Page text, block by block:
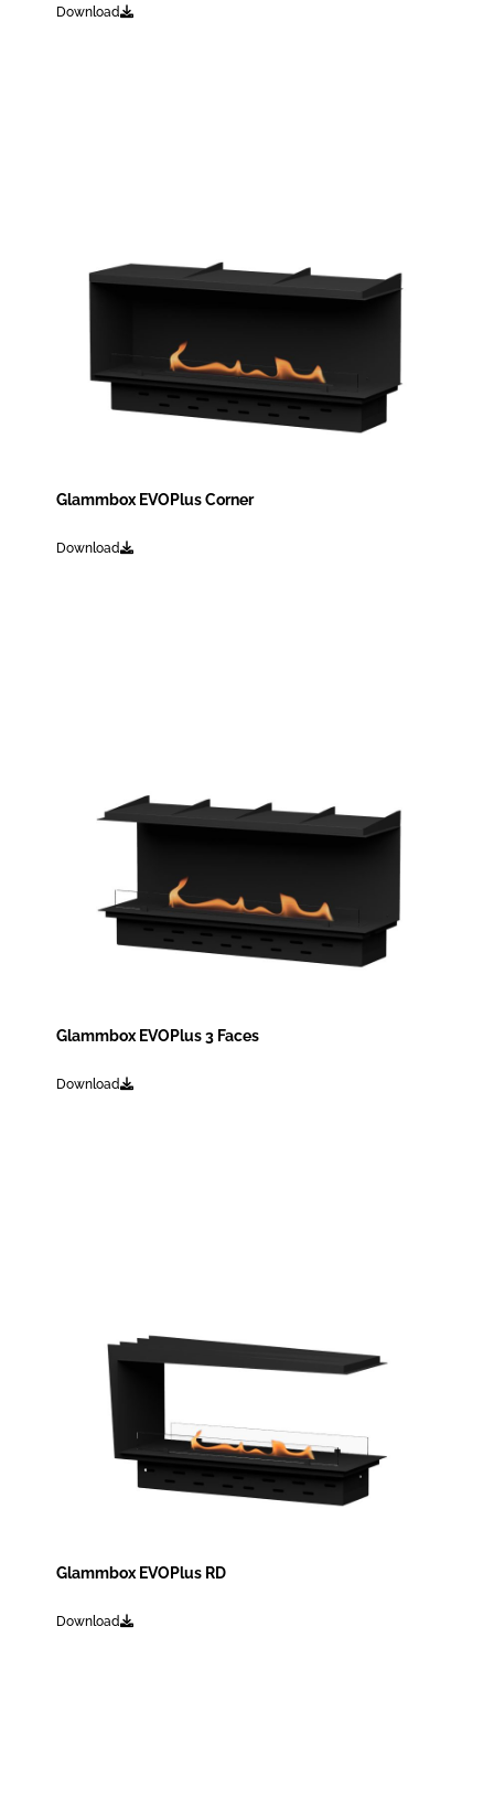
Download
Glammbox EVOPlus Corner
Download
Glammbox EVOPlus 3 Faces
Download
Glammbox EVOPlus RD
Download